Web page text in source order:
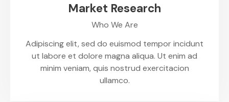
Market Research
Who We Are
Adipiscing elit, sed do euismod tempor incidunt
ut labore et dolore magna aliqua. Ut enim ad
minim veniam, quis nostrud exercitacion
ullamco.